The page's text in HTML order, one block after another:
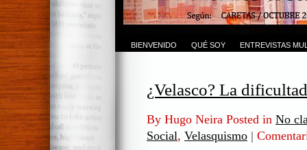
BIENVENIDO QUÉ SOY ENTREVISTAS
¿Velasco? La
By Hugo Neira Posted in No
Social, Velasquismo |